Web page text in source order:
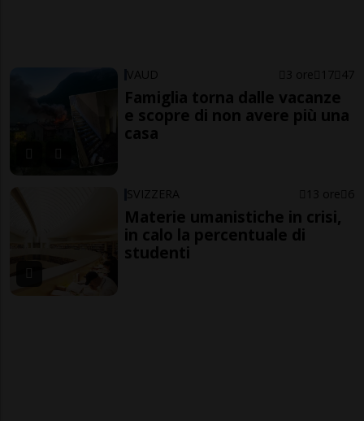
VAUD 3 ore 17 47
Famiglia torna dalle vacanze
e scopre di non avere più una
casa
SVIZZERA 13 ore 6
Materie umanistiche in crisi,
in calo la percentuale di
studenti